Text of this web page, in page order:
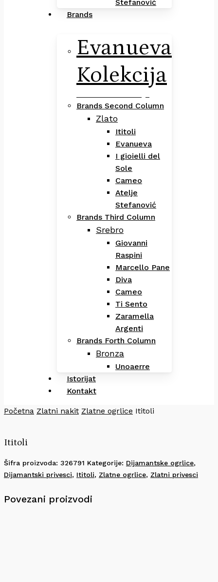
Stefanović
Brands
Evanueva
Kolekcija
Brands Second Column
Zlato
Ititoli
Evanueva
I gioielli del
Sole
Cameo
Atelje
Stefanović
Brands Third Column
Srebro
Giovanni
Raspini
Marcello Pane
Diva
Cameo
Ti Sento
Zaramella
Argenti
Brands Forth Column
Bronza
Unoaerre
Istorijat
Kontakt
Početna Zlatni nakit Zlatne ogrlice Ititoli
Ititoli
Šifra proizvoda: 326791 Kategorije: Dijamantske ogrlice,
Dijamantski privesci, Ititoli, Zlatne ogrlice, Zlatni privesci
Povezani proizvodi